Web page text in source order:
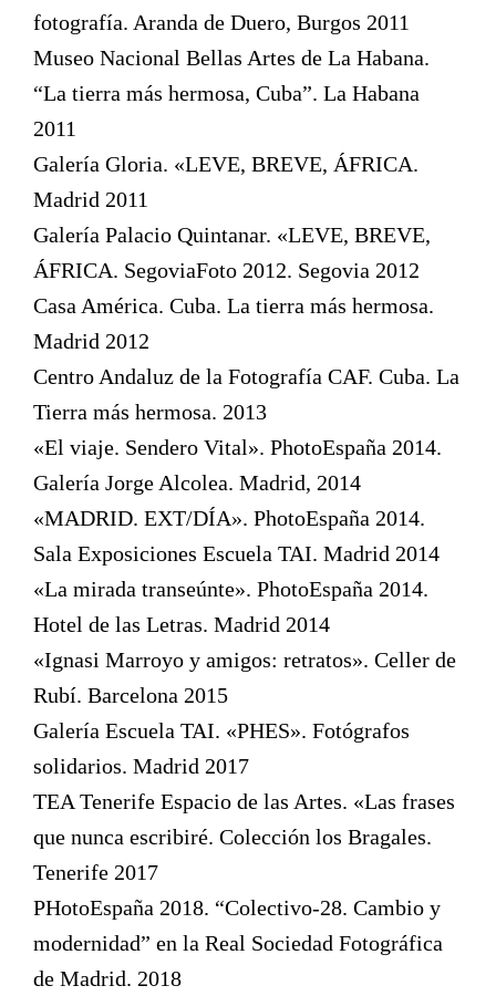
fotografía. Aranda de Duero, Burgos 2011
Museo Nacional Bellas Artes de La Habana.
“La tierra más hermosa, Cuba”. La Habana
2011
Galería Gloria. «LEVE, BREVE, ÁFRICA.
Madrid 2011
Galería Palacio Quintanar. «LEVE, BREVE,
ÁFRICA. SegoviaFoto 2012. Segovia 2012
Casa América. Cuba. La tierra más hermosa.
Madrid 2012
Centro Andaluz de la Fotografía CAF. Cuba. La
Tierra más hermosa. 2013
«El viaje. Sendero Vital». PhotoEspaña 2014.
Galería Jorge Alcolea. Madrid, 2014
«MADRID. EXT/DÍA». PhotoEspaña 2014.
Sala Exposiciones Escuela TAI. Madrid 2014
«La mirada transeúnte». PhotoEspaña 2014.
Hotel de las Letras. Madrid 2014
«Ignasi Marroyo y amigos: retratos». Celler de
Rubí. Barcelona 2015
Galería Escuela TAI. «PHES». Fotógrafos
solidarios. Madrid 2017
TEA Tenerife Espacio de las Artes. «Las frases
que nunca escribiré. Colección los Bragales.
Tenerife 2017
PHotoEspaña 2018. “Colectivo-28. Cambio y
modernidad” en la Real Sociedad Fotográfica
de Madrid. 2018